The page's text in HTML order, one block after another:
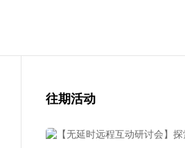
往期活动